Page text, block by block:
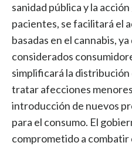
sanidad pública y la
pacientes, se facilitará el
basadas en el cannabis,
considerados
simplificará la
tratar afecciones
introducción de nuevos
para el consumo. El
comprometido a combatir